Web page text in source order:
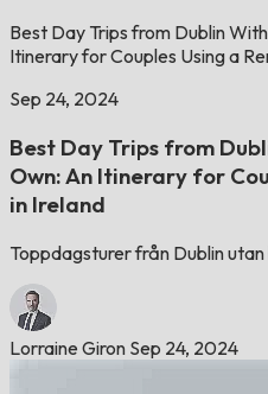
Best Day Trips from Dublin
Itinerary for Couples Using a
Sep 24, 2024
Best Day Trips from
Own: An Itinerary for
in Ireland
Toppdagsturer från Dublin utan
Lorraine Giron Sep 24, 2024